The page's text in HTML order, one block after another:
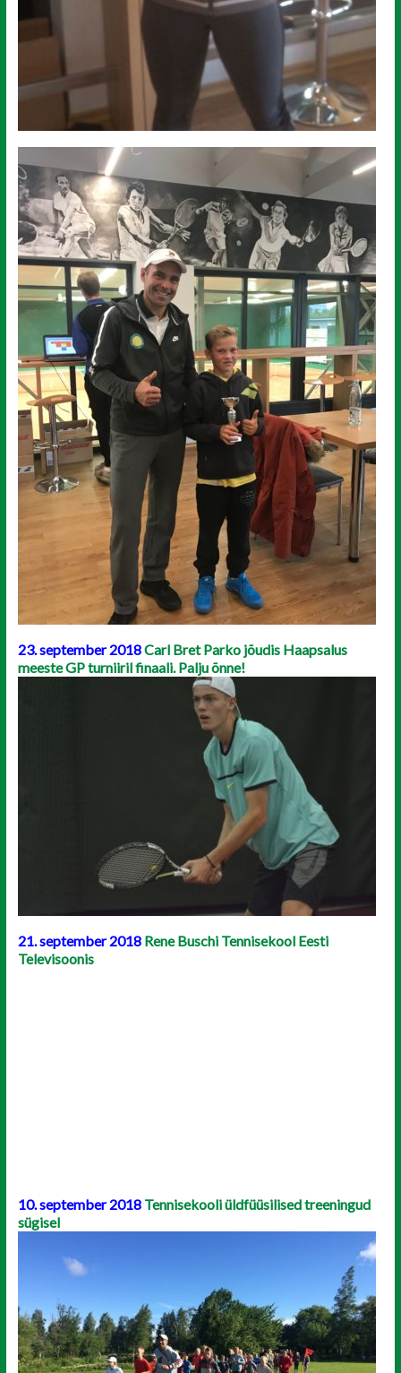
23. september 2018Carl Bret Parko jõudis Haapsalus
meeste GP turniiril finaali. Palju õnne!
21. september 2018 Rene Buschi Tennisekool Eesti
Televisoonis
10. september 2018 Tennisekooli üldfüüsilised treeningud
sügisel